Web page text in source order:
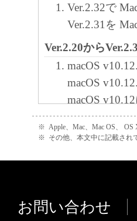
２．制限
(1) お客様は、再
くは貸与その他
ア」を使用させ
(2) お客様は、「
正、改変、逆コ
このような行為
３．著作権表示
お客様は、「本
しくは削除しては
４．所有権
Ver.2.32で
Ver.2.31を
Ver.2.20から
macOS
macOS
macOS
OS X 10.11.6
10.11.3、OS
LBP8100に
※ Apple、Mac、Mac OS、
※ その他、本文中に記載され
お問い合わせ